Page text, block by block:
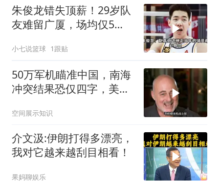
朱俊龙错失顶薪！29岁队
友难留广厦，场均仅5
小七说篮球 1跟贴
50万军机瞄准中国，南海
冲突结果恐仅四字，美防
空间展示知识
介文汲:伊朗打得多漂亮，
我对它越来越刮目相看！
果妈聊娱乐